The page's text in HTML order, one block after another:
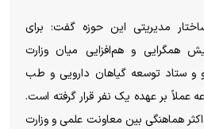
مدیریتی این حوزه گفت: برای
همگرایی و هم‌افزایی میان وزارت
و ستاد توسعه گیاهان دارویی و طب
بر عهده یک نفر قرار گرفته است.
هماهنگی بین معاونت علمی و وزارت